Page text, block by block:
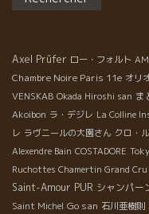
急斜面の畑。 白っぽい花
んないい状態で１３年間、
リでは自然派ワインを飲
る、でもこんな希少なワイ
ぱりRepaire de
い。 YUKOさん、PARIS
Axel Prüfer ロー・フォルト
Chambre Noire Paris 11e オリ
VENSKAB Okada Hiroshi san ま
Akoibon ラ・デジレ La Colline
レ ラヴニールの大園さん クロ・
Alexendre Bain COSTADORE
Ruchottes Chamertin Grand Cru
Saint-Amour PUR シャンパー
Saint Michel Go san 石川亜樹則